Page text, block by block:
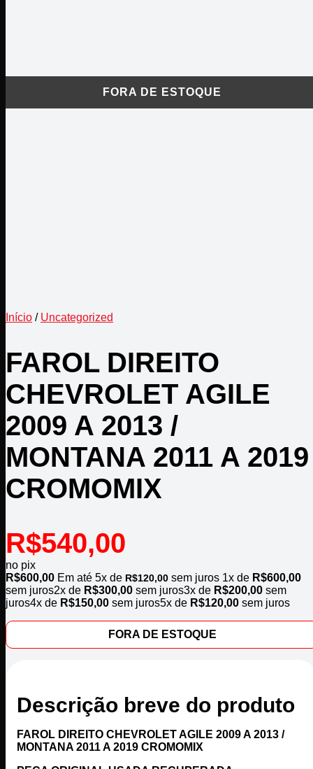
Início / Uncategorized
FAROL DIREITO
CHEVROLET AGILE
2009 A 2013 /
MONTANA 2011 A 2019
CROMOMIX
R$540,00
no pix
R$600,00 Em até 5x de R$120,00 sem juros 1x de R$600,00
sem juros2x de R$300,00 sem juros3x de R$200,00 sem
juros4x de R$150,00 sem juros5x de R$120,00 sem juros
FORA DE ESTOQUE
Descrição breve do produto
FAROL DIREITO CHEVROLET AGILE 2009 A 2013 /
MONTANA 2011 A 2019 CROMOMIX